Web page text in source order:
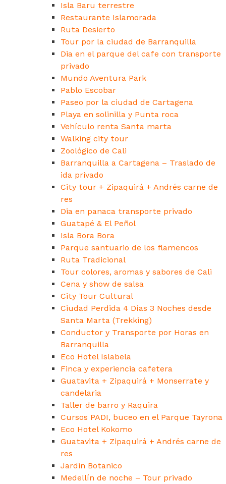
Isla Baru terrestre
Restaurante Islamorada
Ruta Desierto
Tour por la ciudad de Barranquilla
Dia en el parque del cafe con transporte
privado
Mundo Aventura Park
Pablo Escobar
Paseo por la ciudad de Cartagena
Playa en solinilla y Punta roca
Vehículo renta Santa marta
Walking city tour
Zoológico de Cali
Barranquilla a Cartagena – Traslado de
ida privado
City tour + Zipaquirá + Andrés carne de
res
Dia en panaca transporte privado
Guatapé & El Peñol
Isla Bora Bora
Parque santuario de los flamencos
Ruta Tradicional
Tour colores, aromas y sabores de Cali
Cena y show de salsa
City Tour Cultural
Ciudad Perdida 4 Días 3 Noches desde
Santa Marta (Trekking)
Conductor y Transporte por Horas en
Barranquilla
Eco Hotel Islabela
Finca y experiencia cafetera
Guatavita + Zipaquirá + Monserrate y
candelaria
Taller de barro y Raquira
Cursos PADI, buceo en el Parque Tayrona
Eco Hotel Kokomo
Guatavita + Zipaquirá + Andrés carne de
res
Jardin Botanico
Medellín de noche – Tour privado